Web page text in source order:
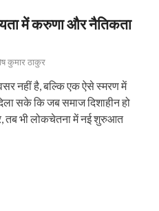
में करुणा और नैतिकता
कुमार ठाकुर
नहीं है, बल्कि एक ऐसे स्मरण में
सके कि जब समाज दिशाहीन हो
तब भी लोकचेतना में नई शुरुआत